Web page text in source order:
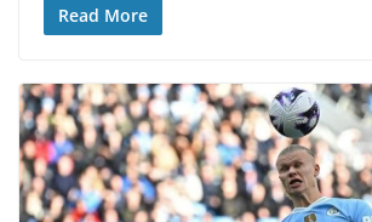
Read More